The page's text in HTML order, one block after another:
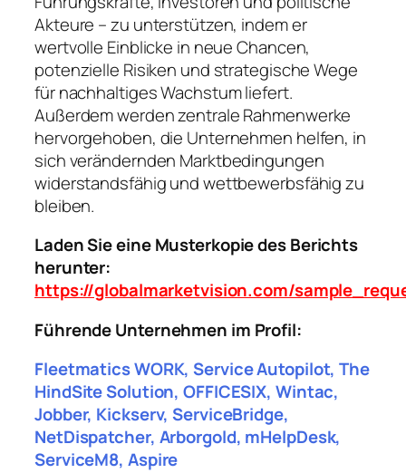
Akteure – zu unterstützen, indem er
wertvolle Einblicke in neue Chancen,
potenzielle Risiken und strategische Wege
für nachhaltiges Wachstum liefert.
Außerdem werden zentrale Rahmenwerke
hervorgehoben, die Unternehmen helfen, in
sich verändernden Marktbedingungen
widerstandsfähig und wettbewerbsfähig zu
bleiben.
Laden Sie eine Musterkopie des Berichts
herunter:
https://globalmarketvision.com/
Führende Unternehmen im Profil:
Fleetmatics WORK, Service Autopilot, The
HindSite Solution, OFFICESIX, Wintac,
Jobber, Kickserv, ServiceBridge,
NetDispatcher, Arborgold, mHelpDesk,
ServiceM8, Aspire